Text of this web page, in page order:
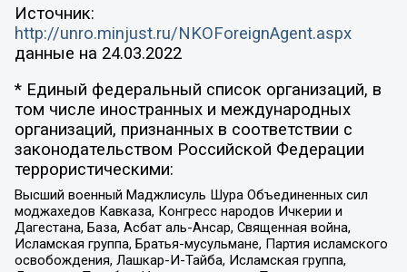
Источник:
http://unro.minjust.ru/NKOForeignAgent.aspx
данные на 24.03.2022
* Единый федеральный список организаций, в
том числе иностранных и международных
организаций, признанных в соответствии с
законодательством Российской Федерации
террористическими:
Высший военный Маджлисуль Шура Объединенных сил
моджахедов Кавказа, Конгресс народов Ичкерии и
Дагестана, База, Асбат аль-Ансар, Священная война,
Исламская группа, Братья-мусульмане, Партия исламского
освобождения, Лашкар-И-Тайба, Исламская группа,